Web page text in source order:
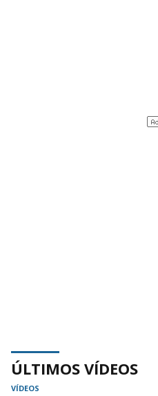
ÚLTIMOS VÍDEOS
VÍDEOS